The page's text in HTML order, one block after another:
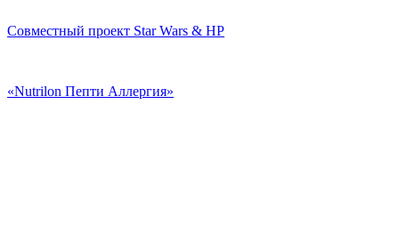
Совместный проект Star Wars & HP
«Nutrilon Пепти Аллергия»